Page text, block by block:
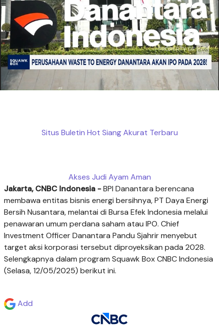
Situs Buletin Hot Siang Akurat Terbaru
Akses Judi Ayam Aman
Jakarta, CNBC Indonesia -BPI Danantara berencana
membawa entitas bisnis energi bersihnya, PT Daya Energi
Bersih Nusantara, melantai di Bursa Efek Indonesia melalui
penawaran umum perdana saham atau IPO. Chief
Investment Officer Danantara Pandu Sjahrir menyebut
target aksi korporasi tersebut diproyeksikan pada 2028.
Selengkapnya dalam program Squawk Box CNBC Indonesia
(Selasa, 12/05/2025) berikut ini.
Add